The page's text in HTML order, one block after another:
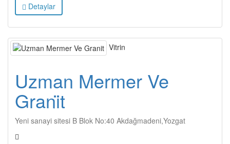
Detaylar
Vitrin
Uzman Mermer Ve
Grani̇t
Yeni sanayi sitesi B Blok No:40 Akdağmadeni,Yozgat